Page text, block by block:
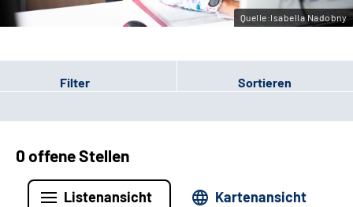
Gebärdensprache
Quelle:Isabella Nadobny
Filter Sortieren
0 offene Stellen
Listenansicht Kartenansicht